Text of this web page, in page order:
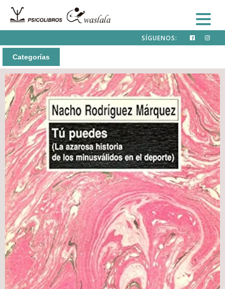
SÍGUENOS:
Categorías